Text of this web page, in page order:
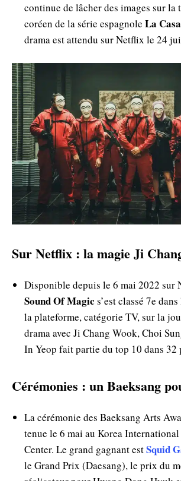
continue de lâcher des images sur la
coréen de la série espagnole La
drama est attendu sur Netflix le 24
Sur Netflix : la magie Ji
Disponible depuis le 6 mai 2022 sur
Sound Of Magic s’est classé 7e
la plateforme, catégorie TV, sur la
drama avec Ji Chang Wook, Choi
In Yeop fait partie du top 10 dans 32
Cérémonies : un Baeksang
La cérémonie des Baeksang Arts
tenue le 6 mai au Korea
Center. Le grand gagnant estSquid
le Grand Prix (Daesang), le prix du